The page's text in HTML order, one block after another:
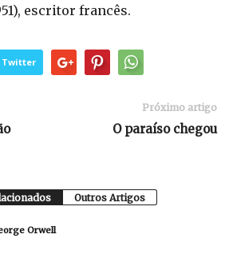
escritor francês.
Twitter
Próximo artigo
O paraíso chegou
Outros Artigos
Orwell